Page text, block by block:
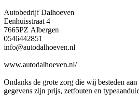
Autobedrijf Dalhoeven
Eenhuisstraat 4
7665PZ Albergen
0546442851
info@autodalhoeven.nl
www.autodalhoeven.nl/
Ondanks de grote zorg die wij besteden
gegevens zijn prijs, zetfouten en